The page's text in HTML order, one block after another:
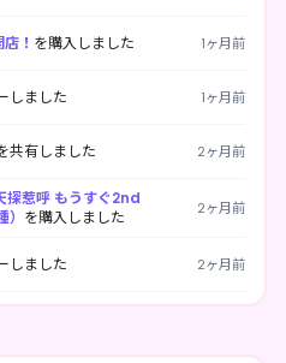
！ を購入しました 1ヶ月前
しました 1ヶ月前
有しました 2ヶ月前
探惹呼 もうすぐ2nd
を購入しました 2ヶ月前
しました 2ヶ月前
呼 もうすぐ2nd